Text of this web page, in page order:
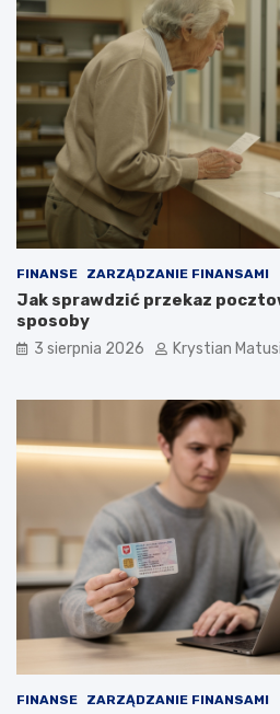
FINANSE ZARZĄDZANIE FINANSAMI
Jak sprawdzić przekaz
sposoby
3 sierpnia 2026 Krystian
FINANSE ZARZĄDZANIE FINANSAMI